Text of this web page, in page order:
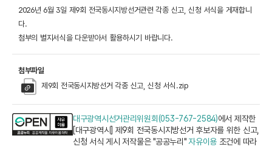
2026년 6월 3일 제9회 전국동시지방선거관련 각종 신고, 신청 서식을 게재합니
다.
첨부의 별지서식을 다운받아서 활용하시기 바랍니다.
첨부파일
제9회 전국동시지방선거 각종 신고, 신청 서식.zip
대구광역시선거관리위원회(053-767-2584)에서 제작한
[대구광역시] 제9회 전국동시지방선거 후보자를 위한 신고,
신청 서식 게시 저작물은 "공공누리" 자유이용 조건에 따라